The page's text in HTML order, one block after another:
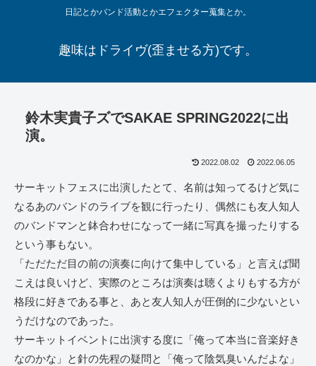
日記とかバンド活動とかエフェクター蒐集とか。
趣味はドライヴ(歪ませる方)です。
鈴木実貴子ズでSAKAE SPRING2022に出
演。
2022.08.02 2022.06.05
サーキットフェスに出演したとて、名前は知ってるけど気に
なるあのバンドのライブを観に行ったり、偶然にも友人知人
のバンドマンと鉢合わせになって一緒に写真を撮ったりする
という事もない。
「ただただ目の前の演奏に向けて集中している」と言えば聞
こえは良いけど、実際のところは演奏は聴くよりもする方が
格段に好きである事と、あと友人知人が圧倒的に少ないとい
うだけなのであった。
サーキットイベントに出演する度に「俺って本当に音楽好き
なのかな」と針の先程の疑問と「俺って陰気臭いんだよな」